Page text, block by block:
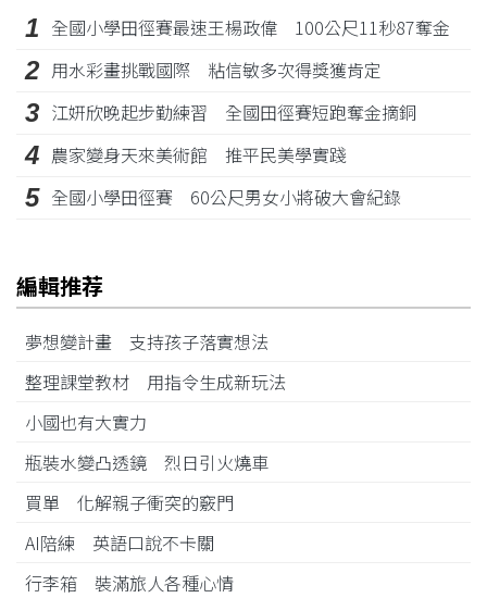
1 全國小學田徑賽最速王楊政偉 100公尺11秒87奪金
2 用水彩畫挑戰國際 粘信敏多次得獎獲肯定
3 江姸欣晚起步勤練習 全國田徑賽短跑奪金摘銅
4 農家變身天來美術館 推平民美學實踐
5 全國小學田徑賽 60公尺男女小將破大會紀錄
編輯推荐
夢想變計畫 支持孩子落實想法
整理課堂教材 用指令生成新玩法
小國也有大實力
瓶裝水變凸透鏡 烈日引火燒車
買單 化解親子衝突的竅門
AI陪練 英語口說不卡關
行李箱 裝滿旅人各種心情